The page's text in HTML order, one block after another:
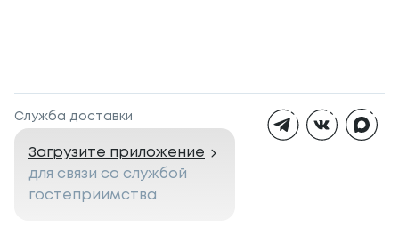
Служба доставки
Загрузите приложение
для связи со службой
гостеприимства